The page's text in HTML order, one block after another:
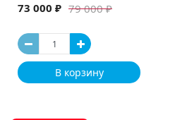
79 000 ₽
73 000 ₽
В корзину